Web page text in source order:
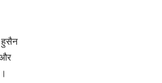
हुसैन